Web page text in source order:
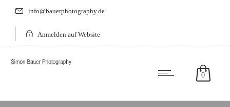
info@bauerphotography.de
Anmelden auf Website
0